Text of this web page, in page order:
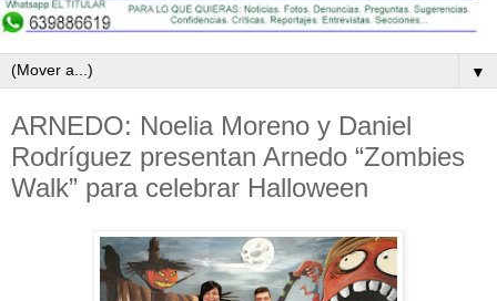
▼
ARNEDO: Noelia Moreno y Daniel
Rodríguez presentan Arnedo “Zombies
Walk” para celebrar Halloween